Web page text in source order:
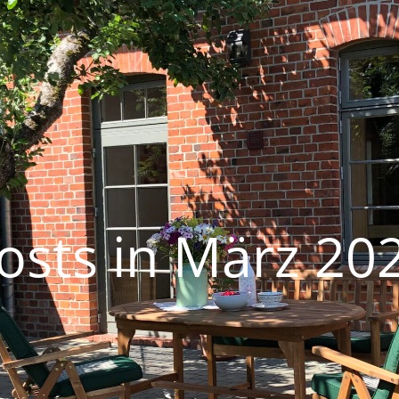
in März